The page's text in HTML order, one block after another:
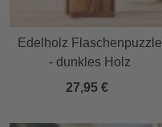
Edelholz Flaschenpuzzle
- dunkles Holz
27,95 €